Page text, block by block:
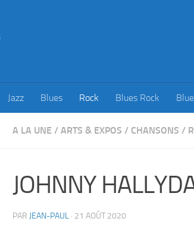
Jazz Blues Rock Blues Rock
A LA UNE / ARTS & EXPOS / CHANSONS /
JOHNNY
PAR JEAN-PAUL · 21 AOÛT 2020